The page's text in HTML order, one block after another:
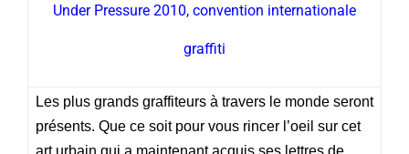
Under Pressure 2010, convention internationale
graffiti
Les plus grands graffiteurs à travers le monde seront
présents. Que ce soit pour vous rincer l’oeil sur cet
art urbain qui a maintenant acquis ses lettres de